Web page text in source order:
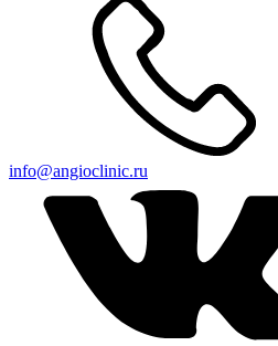
info@angioclinic.ru